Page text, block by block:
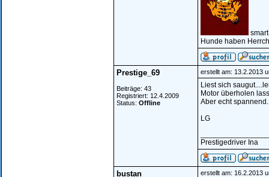
Hunde haben
Prestige_69
Beiträge: 43
Registriert: 12.4.2009
Status: Offline
erstellt am: 13.2.2013
Liest sich
Motor überholen
Aber echt
LG
Prestigedriver Ina
bustan erstellt am: 16.2.2013